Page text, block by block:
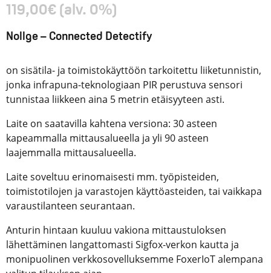
119,00€ (alv. 0%)
Nollge – Connected Detectify
on sisätila- ja toimistokäyttöön tarkoitettu liiketunnistin,
jonka infrapuna-teknologiaan PIR perustuva sensori
tunnistaa liikkeen aina 5 metrin etäisyyteen asti.
Laite on saatavilla kahtena versiona: 30 asteen
kapeammalla mittausalueella ja yli 90 asteen
laajemmalla mittausalueella.
Laite soveltuu erinomaisesti mm. työpisteiden,
toimistotilojen ja varastojen käyttöasteiden, tai vaikkapa
varaustilanteen seurantaan.
Anturin hintaan kuuluu vakiona mittaustuloksen
lähettäminen langattomasti Sigfox-verkon kautta ja
monipuolinen verkkosovelluksemme FoxerIoT alempana